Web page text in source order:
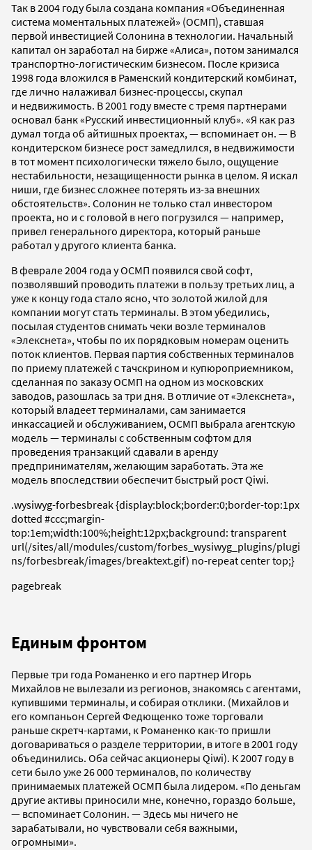
Так в 2004 году была создана компания «Объединенная
система моментальных платежей» (ОСМП), ставшая
первой инвестицией Солонина в технологии. Начальный
капитал он заработал на бирже «Алиса», потом занимался
транспортно-логистическим бизнесом. После кризиса
1998 года вложился в Раменский кондитерский комбинат,
где лично налаживал бизнес-процессы, скупал
и недвижимость. В 2001 году вместе с тремя партнерами
основал банк «Русский инвестиционный клуб». «Я как раз
думал тогда об айтишных проектах, — вспоминает он. — В
кондитерском бизнесе рост замедлился, в недвижимости
в тот момент психологически тяжело было, ощущение
нестабильности, незащищенности рынка в целом. Я искал
ниши, где бизнес сложнее потерять из-за внешних
обстоятельств». Солонин не только стал инвестором
проекта, но и с головой в него погрузился — например,
привел генерального директора, который раньше
работал у другого клиента банка.
В феврале 2004 года у ОСМП появился свой софт,
позволявший проводить платежи в пользу третьих лиц, а
уже к концу года стало ясно, что золотой жилой для
компании могут стать терминалы. В этом убедились,
посылая студентов снимать чеки возле терминалов
«Элекснета», чтобы по их порядковым номерам оценить
поток клиентов. Первая партия собственных терминалов
по приему платежей с тачскрином и купюроприемником,
сделанная по заказу ОСМП на одном из московских
заводов, разошлась за три дня. В отличие от «Элекснета»,
который владеет терминалами, сам занимается
инкассацией и обслуживанием, ОСМП выбрала агентскую
модель — терминалы с собственным софтом для
проведения транзакций сдавали в аренду
предпринимателям, желающим заработать. Эта же
модель впоследствии обеспечит быстрый рост Qiwi.
.wysiwyg-forbesbreak {display:block;border:0;border-top:1px
dotted #ccc;margin-
top:1em;width:100%;height:12px;background: transparent
url(/sites/all/modules/custom/forbes_wysiwyg_plugins/plugi
ns/forbesbreak/images/breaktext.gif) no-repeat center top;}
pagebreak
Единым фронтом
Первые три года Романенко и его партнер Игорь
Михайлов не вылезали из регионов, знакомясь с агентами,
купившими терминалы, и собирая отклики. (Михайлов и
его компаньон Сергей Федющенко тоже торговали
раньше скретч-картами, к Романенко как-то пришли
договариваться о разделе территории, в итоге в 2001 году
объединились. Оба сейчас акционеры Qiwi). К 2007 году в
сети было уже 26 000 терминалов, по количеству
принимаемых платежей ОСМП была лидером. «По деньгам
другие активы приносили мне, конечно, гораздо больше,
— вспоминает Солонин. — Здесь мы ничего не
зарабатывали, но чувствовали себя важными,
огромными».